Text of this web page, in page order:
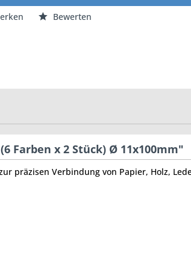
Bewerten
x 2 Stück) Ø 11x100mm"
präzisen Verbindung von Papier, Holz,